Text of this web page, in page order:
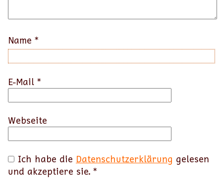
Name *
E-Mail *
Webseite
Ich habe die Datenschutzerklärung gelesen
und akzeptiere sie. *